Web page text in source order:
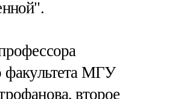
факультета МГУ
, второе